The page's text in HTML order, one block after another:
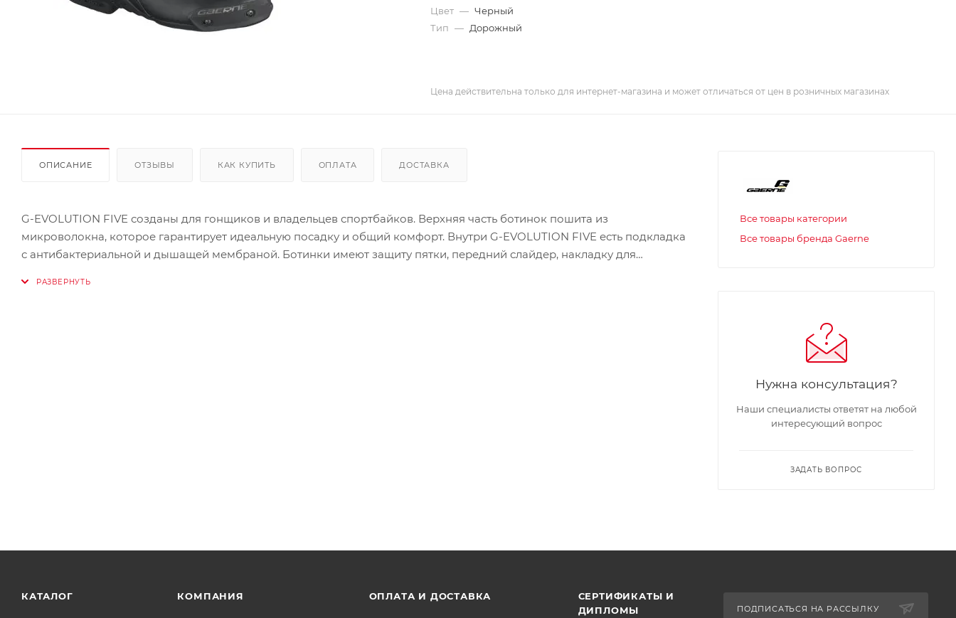
Цвет — Черный
Тип — Дорожный
Цена действительна только для интернет-магазина и может отличаться от цен в розничных магазинах
ОПИСАНИЕ ОТЗЫВЫ КАК КУПИТЬ ОПЛАТА ДОСТАВКА
G-EVOLUTION FIVE созданы для гонщиков и владельцев спортбайков. Верхняя часть ботинок пошита из
микроволокна, которое гарантирует идеальную посадку и общий комфорт. Внутри G-EVOLUTION FIVE есть подкладка
с антибактериальной и дышащей мембраной. Ботинки имеют защиту пятки, передний слайдер, накладку для
Все товары категории
Все товары бренда Gaerne
Нужна консультация?
Наши специалисты ответят на любой
интересующий вопрос
ЗАДАТЬ ВОПРОС
КАТАЛОГ КОМПАНИЯ ОПЛАТА И ДОСТАВКА
СЕРТИФИКАТЫ И
ДИПЛОМЫ
ПОДПИСАТЬСЯ НА РАССЫЛКУ